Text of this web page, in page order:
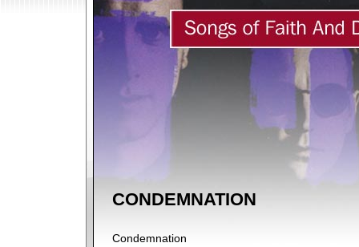
CONDEMNATION
Condemnation